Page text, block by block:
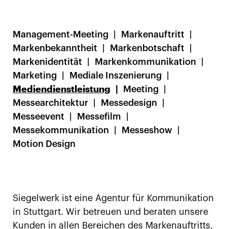
Management-Meeting
Markenauftritt
Markenbekanntheit
Markenbotschaft
Markenidentität
Markenkommunikation
Marketing
Mediale Inszenierung
Mediendienstleistung
Meeting
Messearchitektur
Messedesign
Messeevent
Messefilm
Messekommunikation
Messeshow
Motion Design
Siegelwerk ist eine Agentur für Kommunikation
in Stuttgart. Wir betreuen und beraten unsere
Kunden in allen Bereichen des Markenauftritts,